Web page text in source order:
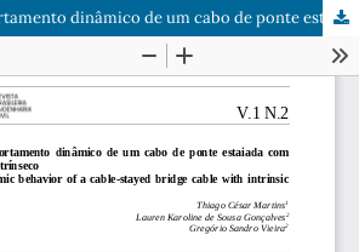
Análise do comportamento dinâmico de um cabo de ponte estaiada com amortecimento intrínseco